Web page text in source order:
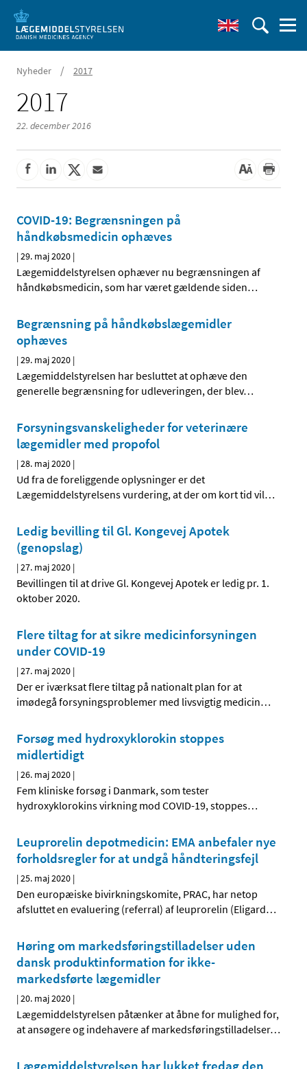
Nyheder / 2017
2017
22. december 2016
COVID-19: Begrænsningen på
håndkøbsmedicin ophæves
|29. maj 2020 |
Lægemiddelstyrelsen ophæver nu begrænsningen af
håndkøbsmedicin, som har været gældende siden…
Begrænsning på håndkøbslægemidler
ophæves
|29. maj 2020 |
Lægemiddelstyrelsen har besluttet at ophæve den
generelle begrænsning for udleveringen, der blev…
Forsyningsvanskeligheder for veterinære
lægemidler med propofol
|28. maj 2020 |
Ud fra de foreliggende oplysninger er det
Lægemiddelstyrelsens vurdering, at der om kort tid vil…
Ledig bevilling til Gl. Kongevej Apotek
(genopslag)
|27. maj 2020 |
Bevillingen til at drive Gl. Kongevej Apotek er ledig pr. 1.
oktober 2020.
Flere tiltag for at sikre medicinforsyningen
under COVID-19
|27. maj 2020 |
Der er iværksat flere tiltag på nationalt plan for at
imødegå forsyningsproblemer med livsvigtig medicin…
Forsøg med hydroxyklorokin stoppes
midlertidigt
|26. maj 2020 |
Fem kliniske forsøg i Danmark, som tester
hydroxyklorokins virkning mod COVID-19, stoppes…
Leuprorelin depotmedicin: EMA anbefaler nye
forholdsregler for at undgå håndteringsfejl
|25. maj 2020 |
Den europæiske bivirkningskomite, PRAC, har netop
afsluttet en evaluering (referral) af leuprorelin (Eligard…
Høring om markedsføringstilladelser uden
dansk produktinformation for ikke-
markedsførte lægemidler
|20. maj 2020 |
Lægemiddelstyrelsen påtænker at åbne for mulighed for,
at ansøgere og indehavere af markedsføringstilladelser…